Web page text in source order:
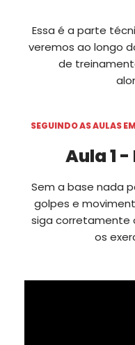
Essa é a parte
veremos ao longo
de
SEGUINDO AS AULAS
Aula 1
Sem a base nada
golpes e
siga corretamente
os